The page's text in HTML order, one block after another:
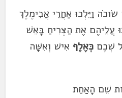
וַיֵּלְכוּ אַחֲרֵי אֲבִימֶלֶךְ
עֲלֵיהֶם אֶת הַצְּרִיחַ בָּאֵשׁ
שְׁכֶםכְּאֶלֶף אִישׁ וְאִשָּׁה
שֵׁם הָאַחַת